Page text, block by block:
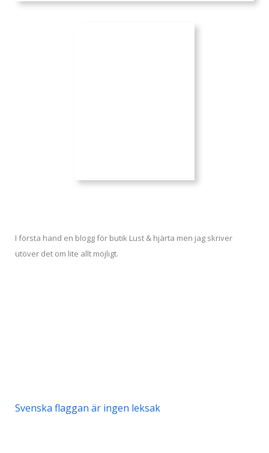
I första hand en blogg för butik Lust & hjärta men jag skriver
utöver det om lite allt möjligt.
Svenska flaggan är ingen leksak